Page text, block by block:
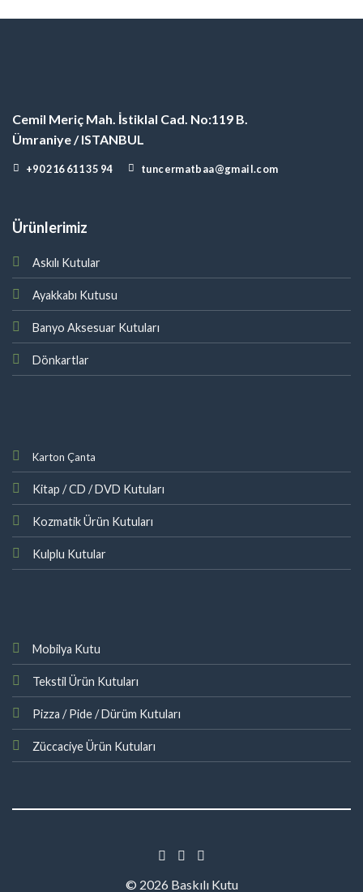
Cemil Meriç Mah. İstiklal Cad. No:119 B.
Ümraniye / ISTANBUL
+90 216 611 35 94 tuncermatbaa@gmail.com
Ürünlerimiz
Askılı Kutular
Ayakkabı Kutusu
Banyo Aksesuar Kutuları
Dönkartlar
Karton Çanta
Kitap / CD / DVD Kutuları
Kozmatik Ürün Kutuları
Kulplu Kutular
Mobilya Kutu
Tekstil Ürün Kutuları
Pizza / Pide / Dürüm Kutuları
Züccaciye Ürün Kutuları
© 2026 Baskılı Kutu